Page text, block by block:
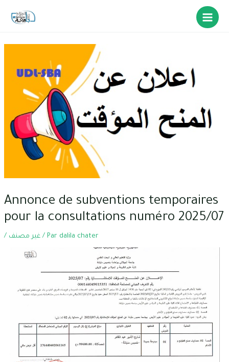
Annonce de subventions temporaires
pour la consultations numéro 2025/07
/ غير مصنف/ Par dalila chater